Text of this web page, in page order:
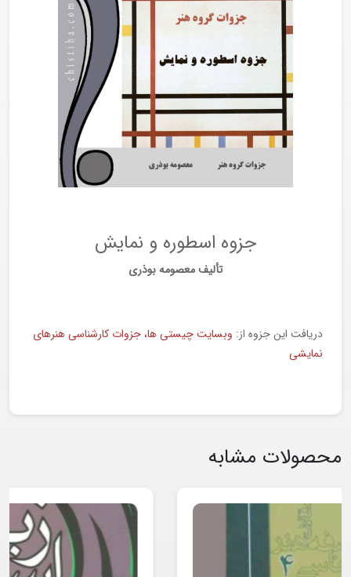
جزوه اسطوره و نمایش
تألیف معصومه بوذری
دریافت این جزوه از: وبسایت چیستی ها، جزوات کارشناسی هنرهای
نمایشی
محصولات مشابه